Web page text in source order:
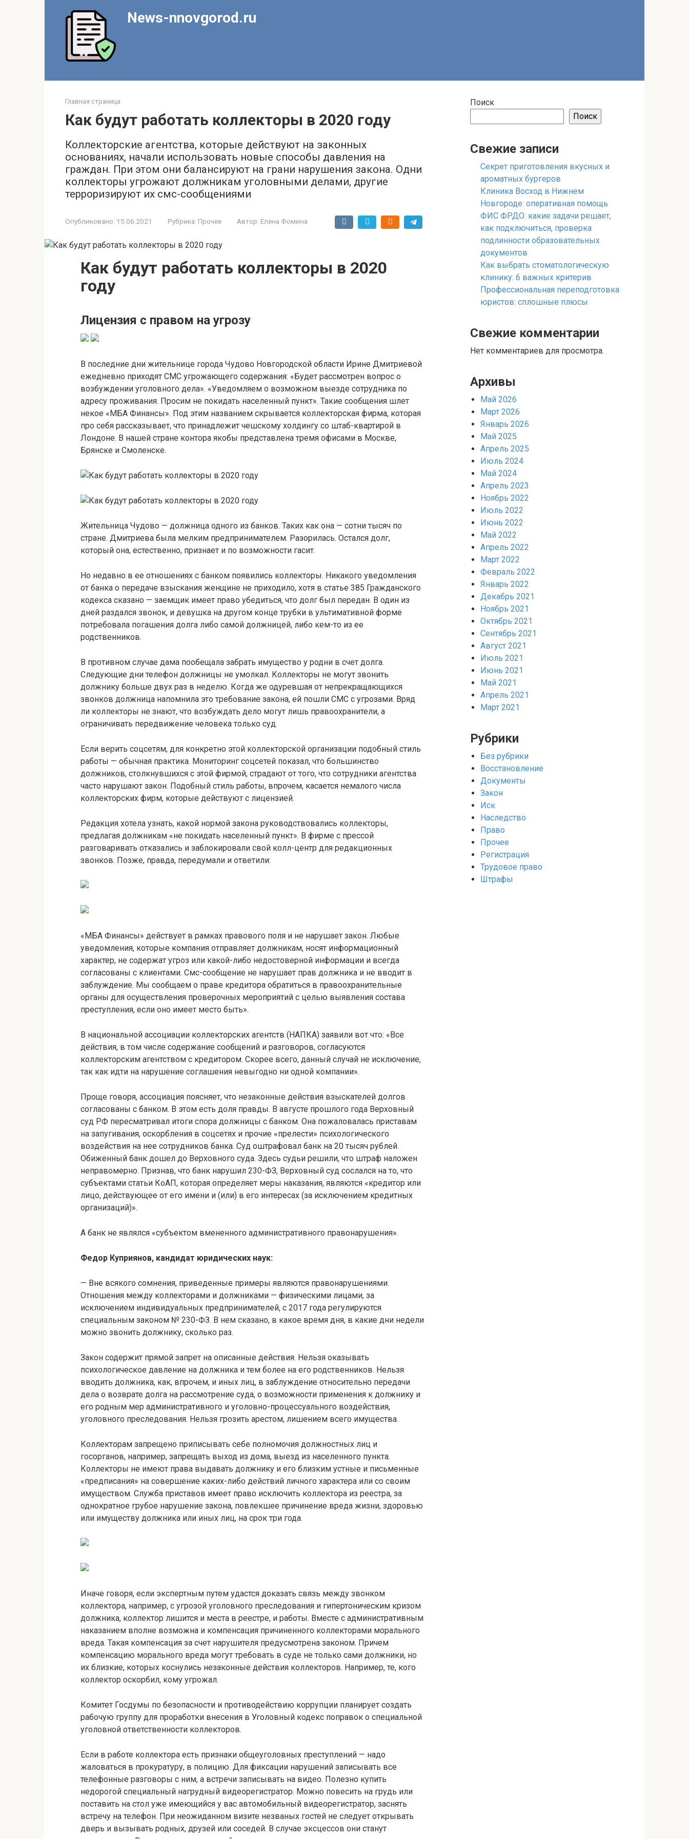
News-nnovgorod.ru
Главная страница
Как будут работать коллекторы в 2020 году
Коллекторские агентства, которые действуют на законных
основаниях, начали использовать новые способы давления на
граждан. При этом они балансируют на грани нарушения закона. Одни
коллекторы угрожают должникам уголовными делами, другие
терроризируют их смс-сообщениями
Опубликовано: 15.06.2021 Рубрика: Прочее Автор: Елена Фомина
Как будут работать коллекторы в 2020
году
Лицензия с правом на угрозу
В последние дни жительнице города Чудово Новгородской области Ирине Дмитриевой
ежедневно приходят СМС угрожающего содержания: «Будет рассмотрен вопрос о
возбуждении уголовного дела». «Уведомляем о возможном выезде сотрудника по
адресу проживания. Просим не покидать населенный пункт». Такие сообщения шлет
некое «МБА Финансы». Под этим названием скрывается коллекторская фирма, которая
про себя рассказывает, что принадлежит чешскому холдингу со штаб-квартирой в
Лондоне. В нашей стране контора якобы представлена тремя офисами в Москве,
Брянске и Смоленске.
Жительница Чудово — должница одного из банков. Таких как она — сотни тысяч по
стране. Дмитриева была мелким предпринимателем. Разорилась. Остался долг,
который она, естественно, признает и по возможности гасит.
Но недавно в ее отношениях с банком появились коллекторы. Никакого уведомления
от банка о передаче взыскания женщине не приходило, хотя в статье 385 Гражданского
кодекса сказано — заемщик имеет право убедиться, что долг был передан. В один из
дней раздался звонок, и девушка на другом конце трубки в ультимативной форме
потребовала погашения долга либо самой должницей, либо кем-то из ее
родственников.
В противном случае дама пообещала забрать имущество у родни в счет долга.
Следующие дни телефон должницы не умолкал. Коллекторы не могут звонить
должнику больше двух раз в неделю. Когда же одуревшая от непрекращающихся
звонков должница напомнила это требование закона, ей пошли СМС с угрозами. Вряд
ли коллекторы не знают, что возбуждать дело могут лишь правоохранители, а
ограничивать передвижение человека только суд.
Если верить соцсетям, для конкретно этой коллекторской организации подобный стиль
работы — обычная практика. Мониторинг соцсетей показал, что большинство
должников, столкнувшихся с этой фирмой, страдают от того, что сотрудники агентства
часто нарушают закон. Подобный стиль работы, впрочем, касается немалого числа
коллекторских фирм, которые действуют с лицензией.
Редакция хотела узнать, какой нормой закона руководствовались коллекторы,
предлагая должникам «не покидать населенный пункт». В фирме с прессой
разговаривать отказались и заблокировали свой колл-центр для редакционных
звонков. Позже, правда, передумали и ответили:
«МБА Финансы» действует в рамках правового поля и не нарушает закон. Любые
уведомления, которые компания отправляет должникам, носят информационный
характер, не содержат угроз или какой-либо недостоверной информации и всегда
согласованы с клиентами. Смс-сообщение не нарушает прав должника и не вводит в
заблуждение. Мы сообщаем о праве кредитора обратиться в правоохранительные
органы для осуществления проверочных мероприятий с целью выявления состава
преступления, если оно имеет место быть».
В национальной ассоциации коллекторских агентств (НАПКА) заявили вот что: «Все
действия, в том числе содержание сообщений и разговоров, согласуются
коллекторским агентством с кредитором. Скорее всего, данный случай не исключение,
так как идти на нарушение соглашения невыгодно ни одной компании».
Проще говоря, ассоциация поясняет, что незаконные действия взыскателей долгов
согласованы с банком. В этом есть доля правды. В августе прошлого года Верховный
суд РФ пересматривал итоги спора должницы с банком. Она пожаловалась приставам
на запугивания, оскорбления в соцсетях и прочие «прелести» психологического
воздействия на нее сотрудников банка. Суд оштрафовал банк на 20 тысяч рублей.
Обиженный банк дошел до Верховного суда. Здесь судьи решили, что штраф наложен
неправомерно. Признав, что банк нарушил 230-ФЗ, Верховный суд сослался на то, что
субъектами статьи КоАП, которая определяет меры наказания, являются «кредитор или
лицо, действующее от его имени и (или) в его интересах (за исключением кредитных
организаций)».
А банк не являлся «субъектом вмененного административного правонарушения».
Федор Куприянов, кандидат юридических наук:
— Вне всякого сомнения, приведенные примеры являются правонарушениями.
Отношения между коллекторами и должниками — физическими лицами, за
исключением индивидуальных предпринимателей, с 2017 года регулируются
специальным законом № 230-ФЗ. В нем сказано, в какое время дня, в какие дни недели
можно звонить должнику, сколько раз.
Закон содержит прямой запрет на описанные действия. Нельзя оказывать
психологическое давление на должника и тем более на его родственников. Нельзя
вводить должника, как, впрочем, и иных лиц, в заблуждение относительно передачи
дела о возврате долга на рассмотрение суда, о возможности применения к должнику и
его родным мер административного и уголовно-процессуального воздействия,
уголовного преследования. Нельзя грозить арестом, лишением всего имущества.
Коллекторам запрещено приписывать себе полномочия должностных лиц и
госорганов, например, запрещать выход из дома, выезд из населенного пункта.
Коллекторы не имеют права выдавать должнику и его близким устные и письменные
«предписания» на совершение каких-либо действий личного характера или со своим
имуществом. Служба приставов имеет право исключить коллектора из реестра, за
однократное грубое нарушение закона, повлекшее причинение вреда жизни, здоровью
или имуществу должника или иных лиц, на срок три года.
Иначе говоря, если экспертным путем удастся доказать связь между звонком
коллектора, например, с угрозой уголовного преследования и гипертоническим кризом
должника, коллектор лишится и места в реестре, и работы. Вместе с административным
наказанием вполне возможна и компенсация причиненного коллекторами морального
вреда. Такая компенсация за счет нарушителя предусмотрена законом. Причем
компенсацию морального вреда могут требовать в суде не только сами должники, но
их близкие, которых коснулись незаконные действия коллекторов. Например, те, кого
коллектор оскорбил, кому угрожал.
Комитет Госдумы по безопасности и противодействию коррупции планирует создать
рабочую группу для проработки внесения в Уголовный кодекс поправок о специальной
уголовной ответственности коллекторов.
Если в работе коллектора есть признаки общеуголовных преступлений — надо
жаловаться в прокуратуру, в полицию. Для фиксации нарушений записывать все
телефонные разговоры с ним, а встречи записывать на видео. Полезно купить
недорогой специальный нагрудный видеорегистратор. Можно повесить на грудь или
поставить на стол уже имеющийся у вас автомобильный видеорегистратор, заснять
встречу на телефон. При неожиданном визите незваных гостей не следует открывать
дверь и вызывать родных, друзей или соседей. В случае эксцессов они станут
Поиск
Поиск
Свежие записи
Секрет приготовления вкусных и
ароматных бургеров
Клиника Восход в Нижнем
Новгороде: оперативная помощь
ФИС ФРДО: какие задачи решает,
как подключиться, проверка
подлинности образовательных
документов
Как выбрать стоматологическую
клинику: 6 важных критерив
Профессиональная переподготовка
юристов: сплошные плюсы
Свежие комментарии
Нет комментариев для просмотра.
Архивы
Май 2026
Март 2026
Январь 2026
Май 2025
Апрель 2025
Июль 2024
Май 2024
Апрель 2023
Ноябрь 2022
Июль 2022
Июнь 2022
Май 2022
Апрель 2022
Март 2022
Февраль 2022
Январь 2022
Декабрь 2021
Ноябрь 2021
Октябрь 2021
Сентябрь 2021
Август 2021
Июль 2021
Июнь 2021
Май 2021
Апрель 2021
Март 2021
Рубрики
Без рубрики
Восстановление
Документы
Закон
Иск
Наследство
Право
Прочее
Регистрация
Трудовое право
Штрафы